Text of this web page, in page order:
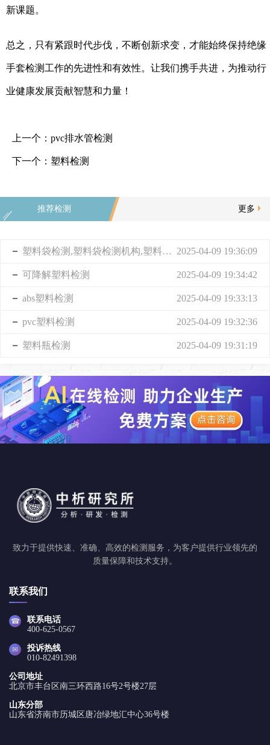
新课题。
总之，只有紧跟时代步伐，不断创新求变，才能始终保持绝缘
手套检测工作的先进性和有效性。让我们携手共进，为推动行
业健康发展贡献智慧和力量！
上一个： pvc排水管检测
下一个： 塑料检测
更多
推荐检测
2025-04-09 19:36:09
塑料袋检测,塑料袋检测机构,塑料袋成分检测
2025-04-09 19:34:42
可降解塑料检测
2025-04-09 19:33:13
abs塑料检测
2025-04-09 19:32:36
pvc塑料检测
2025-04-09 19:31:19
塑料瓶检测
致力于提供快速、准确、高效的检测服务，为客户提供行业领先的
质量保障和技术支持。
联系我们
☎
联系电话
400-625-0567
✉
投诉热线
010-82491398
公司地址
北京市丰台区南三环西路16号2号楼27层
山东分部
山东省济南市历城区唐冶绿地汇中心36号楼